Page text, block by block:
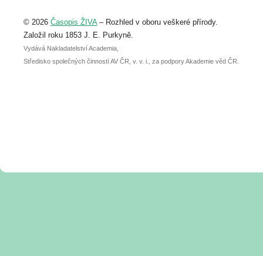
abstraktu přihlášené přednášky nebo
posteru je už 30. června.
© 2026 Časopis ŽIVA– Rozhled v oboru veškeré přírody.
Založil roku 1853 J. E. Purkyně.
Vydává Nakladatelství Academia,
Středisko společných činností AV ČR, v. v. i., za podpory Akademie věd ČR.